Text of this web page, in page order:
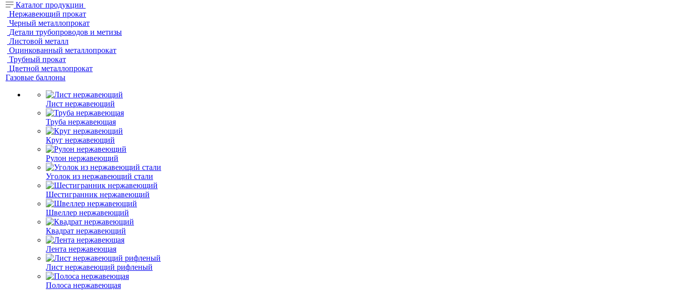
Каталог продукции
Нержавеющий прокат
Черный металлопрокат
Детали трубопроводов и метизы
Листовой металл
Оцинкованный металлопрокат
Трубный прокат
Цветной металлопрокат
Газовые баллоны
Лист нержавеющий
Труба нержавеющая
Круг нержавеющий
Рулон нержавеющий
Уголок из нержавеющий стали
Шестигранник нержавеющий
Швеллер нержавеющий
Квадрат нержавеющий
Лента нержавеющая
Лист нержавеющий рифленый
Полоса нержавеющая